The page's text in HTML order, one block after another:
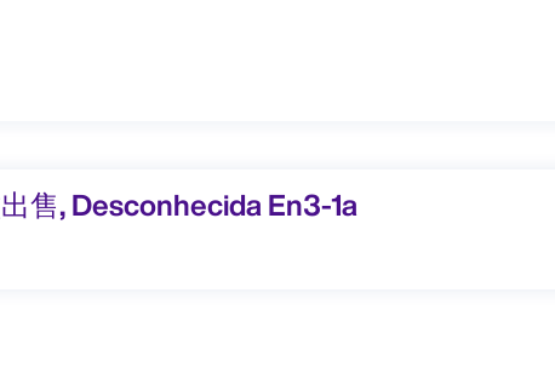
售, Desconhecida En3-1a